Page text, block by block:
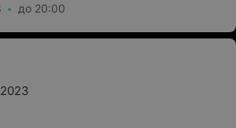
до 20:00